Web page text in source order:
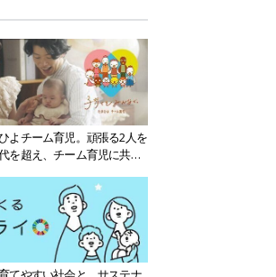
よチーム育児。頑張る2人を
を超え、チーム育児に共感